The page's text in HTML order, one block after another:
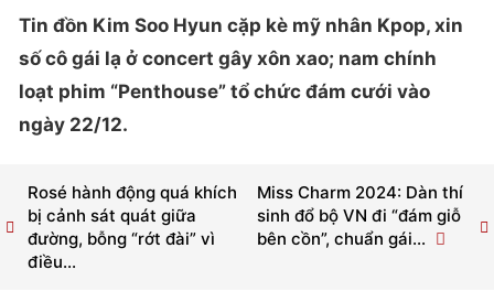
Tin đồn Kim Soo Hyun cặp kè mỹ nhân Kpop, xin
số cô gái lạ ở concert gây xôn xao; nam chính
loạt phim “Penthouse” tổ chức đám cưới vào
ngày 22/12.
Miss Charm 2024: Dàn thí
sinh đổ bộ VN đi “đám giỗ
bên cồn”, chuẩn gái...
Rosé hành động quá khích
bị cảnh sát quát giữa
đường, bỗng “rớt đài” vì
điều...